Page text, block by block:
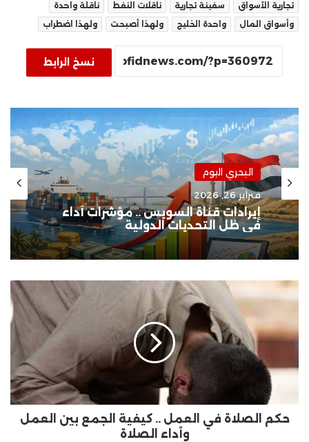
تجارية الأسواق
سفينة تجارية ناقلات النفط
ناقلة واحدة
وأسواق المال
واحدة الخليج ولهذا أصبحت ولهذا اضطراب
نسخ الرابط
البحري اليوم
فبراير 26, 2026
إيرادات قناة السويس .. مؤشرات أداء
في ظل التحديات الدولية
البحري اليوم
يناير 31, 2026
استقرار الملاحة البحرية .. مؤشرات
إيجابية بعد فترة من الاضطراب
حكم
الصلاة
العمل
الجمع
العمل
وأداء
حكم الصلاة في العمل .. كيفية الجمع بين العمل
وأداء الصلاة